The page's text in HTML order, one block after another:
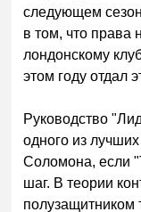
следующем
в том, что права
лондонскому
этом году отдал
Руководство
одного из
Соломона, если
шаг. В теории
полузащитником